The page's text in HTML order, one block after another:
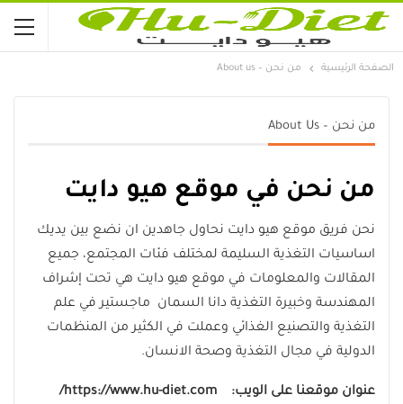
الصفحة الرئيسية من نحن – About us
من نحن – About Us
من نحن في موقع هيو دايت
نحن فريق موقع هيو دايت نحاول جاهدين ان نضع بين يديك
اساسيات التغذية السليمة لمختلف فئات المجتمع، جميع
المقالات والمعلومات في موقع هيو دايت هي تحت إشراف
المهندسة وخبيرة التغذية دانا السمان ماجستير في علم
التغذية والتصنيع الغذائي وعملت في الكثير من المنظمات
الدولية في مجال التغذية وصحة الانسان.
عنوان موقعنا على الويب: https://www.hu-diet.com/